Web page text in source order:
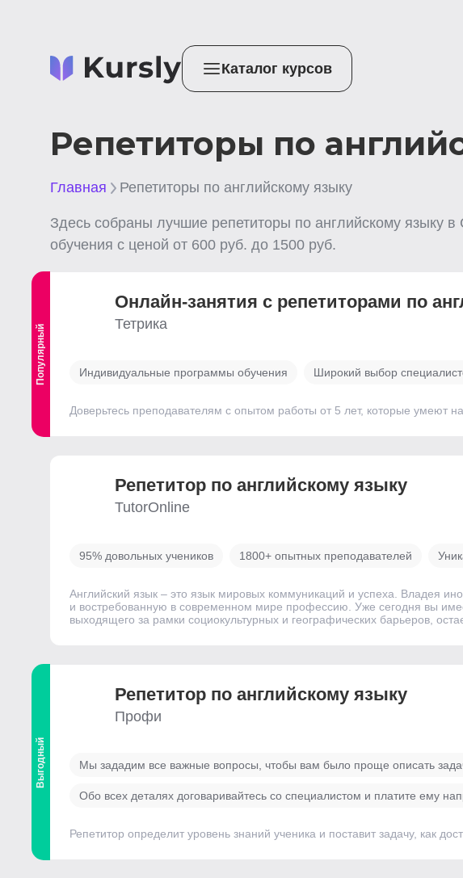
Каталог курсов
Репетиторы по
Главная Репетиторы по английскому языку
Здесь собраны лучшие репетиторы по английскому языку в
обучения с ценой от 600 руб. до 1500 руб.
Популярный
Онлайн-занятия с репетиторами по
Тетрика
Индивидуальные программы обучения Широкий выбор
Доверьтесь преподавателям с опытом работы от 5 лет, которые умеют
Репетитор по английскому языку
TutorOnline
95% довольных учеников 1800+ опытных преподавателей
Английский язык – это язык мировых коммуникаций и успеха. Владея
и востребованную в современном мире профессию. Уже сегодня вы
выходящего за рамки социокультурных и географических барьеров,
Выгодный
Репетитор по английскому языку
Профи
Мы зададим все важные вопросы, чтобы вам было проще описать
Обо всех деталях договаривайтесь со специалистом и платите ему
Репетитор определит уровень знаний ученика и поставит задачу, как